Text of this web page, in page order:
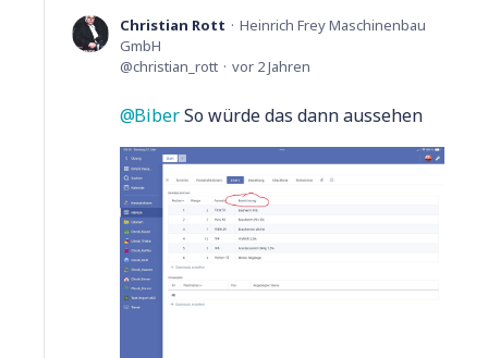
Christian Rott
Heinrich Frey Maschinenbau
GmbH
christian_rott
vor 2 Jahren
BiberSo würde das dann aussehen